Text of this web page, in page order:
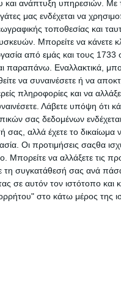
και ανάπτυξη υπηρεσιών. Με
μας ενδέχεται να
τοποθεσίας και
Μπορείτε να κάνετε
από εμάς και τους
παραπάνω. Εναλλακτικά,
να συναινέσετε ή να
πληροφορίες και να
Λάβετε υπόψη ότι
σας δεδομένων ενδέχεται
σας, αλλά έχετε το δικαίωμα
Οι προτιμήσεις σαςθα
Μπορείτε να αλλάξετε τις
τη συγκατάθεσή σας ανά
σε αυτόν τον ιστότοπο και
στο κάτω μέρος της